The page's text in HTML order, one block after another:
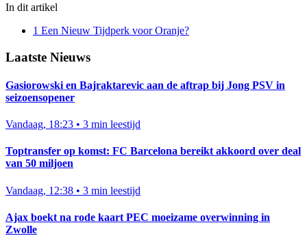
In dit artikel
1 Een Nieuw Tijdperk voor Oranje?
Laatste Nieuws
Gasiorowski en Bajraktarevic aan de aftrap bij Jong PSV in
seizoensopener
Vandaag, 18:23 • 3 min leestijd
Toptransfer op komst: FC Barcelona bereikt akkoord over deal
van 50 miljoen
Vandaag, 12:38 • 3 min leestijd
Ajax boekt na rode kaart PEC moeizame overwinning in
Zwolle